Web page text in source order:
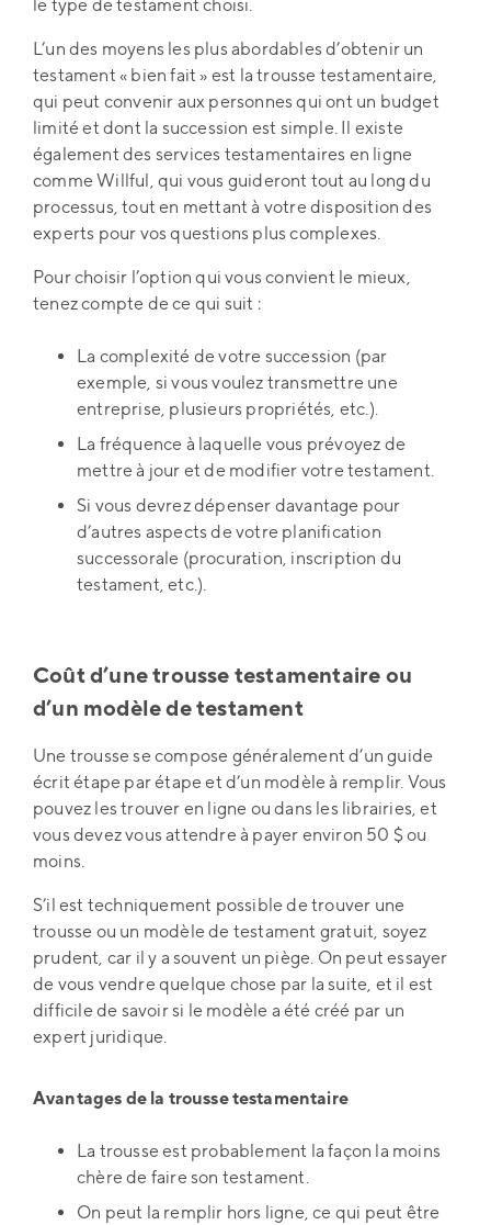
le type de testament choisi.
L’un des moyens les plus abordables d’obtenir un
testament « bien fait » est la trousse testamentaire,
qui peut convenir aux personnes qui ont un budget
limité et dont la succession est simple. Il existe
également des services testamentaires en ligne
comme Willful, qui vous guideront tout au long du
processus, tout en mettant à votre disposition des
experts pour vos questions plus complexes.
Pour choisir l’option qui vous convient le mieux,
tenez compte de ce qui suit :
La complexité de votre succession (par
exemple, si vous voulez transmettre une
entreprise, plusieurs propriétés, etc.).
La fréquence à laquelle vous prévoyez de
mettre à jour et de modifier votre testament.
Si vous devrez dépenser davantage pour
d’autres aspects de votre planification
successorale (procuration, inscription du
testament, etc.).
Coût d’une trousse testamentaire ou
d’un modèle de testament
Une trousse se compose généralement d’un guide
écrit étape par étape et d’un modèle à remplir. Vous
pouvez les trouver en ligne ou dans les librairies, et
vous devez vous attendre à payer environ 50 $ ou
moins.
S’il est techniquement possible de trouver une
trousse ou un modèle de testament gratuit, soyez
prudent, car il y a souvent un piège. On peut essayer
de vous vendre quelque chose par la suite, et il est
difficile de savoir si le modèle a été créé par un
expert juridique.
Avantages de la trousse testamentaire
La trousse est probablement la façon la moins
chère de faire son testament.
On peut la remplir hors ligne, ce qui peut être